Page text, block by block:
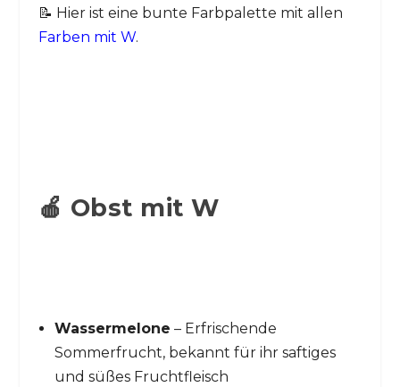
📝 Hier ist eine bunte Farbpalette mit allen
Farben mit W.
🍎 Obst mit W
Wassermelone – Erfrischende
Sommerfrucht, bekannt für ihr saftiges
und süßes Fruchtfleisch